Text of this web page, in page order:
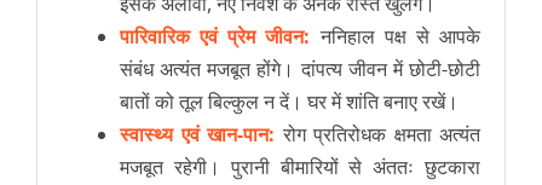
पारिवारिक एवं प्रेम जीवन: ननिहाल पक्ष से आपके
संबंध अत्यंत मजबूत होंगे। दांपत्य जीवन में छोटी-छोटी
बातों को तूल बिल्कुल न दें। घर में शांति बनाए रखें।
स्वास्थ्य एवं खान-पान: रोग प्रतिरोधक क्षमता अत्यंत
मजबूत रहेगी। पुरानी बीमारियों से अंततः छुटकारा